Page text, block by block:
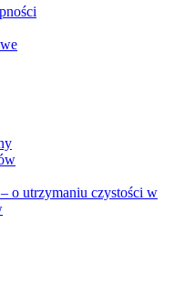
o utrzymaniu czystości w